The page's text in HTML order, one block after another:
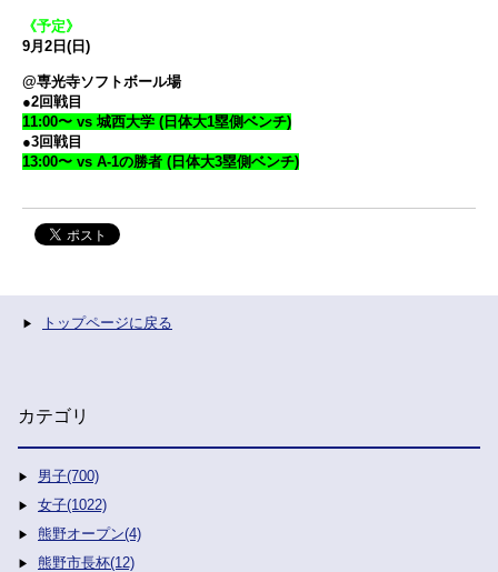
《予定》
9月2日(日)
@専光寺ソフトボール場
●2回戦目
11:00〜 vs 城西大学 (日体大1塁側ベンチ)
●3回戦目
13:00〜 vs A-1の勝者 (日体大3塁側ベンチ)
トップページに戻る
カテゴリ
男子(700)
女子(1022)
熊野オープン(4)
熊野市長杯(12)